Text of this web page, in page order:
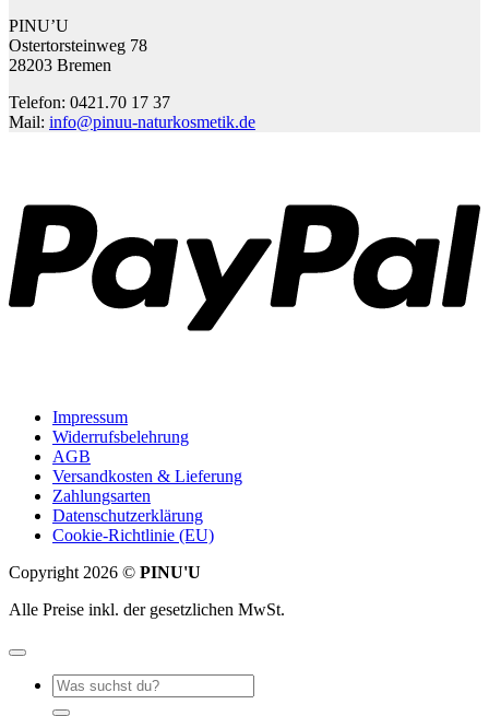
PINU’U
Ostertorsteinweg 78
28203 Bremen
Telefon: 0421.70 17 37
Mail: info@pinuu-naturkosmetik.de
Impressum
Widerrufsbelehrung
AGB
Versandkosten & Lieferung
Zahlungsarten
Datenschutzerklärung
Cookie-Richtlinie (EU)
Copyright 2026 © PINU'U
Alle Preise inkl. der gesetzlichen MwSt.
Suche
nach: